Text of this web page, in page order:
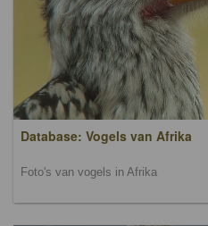
Database: Vogels van Afrika
Foto's van vogels in Afrika